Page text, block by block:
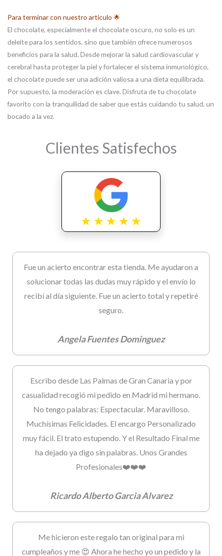
Para terminar con nuestro articulo 🌟
El chocolate, especialmente el chocolate oscuro, no solo es un
deleite para los sentidos, sino que también ofrece numerosos
beneficios para la salud. Desde mejorar la salud cardiovascular y
cerebral hasta proteger la piel y fortalecer el sistema inmunológico,
el chocolate puede ser una adición valiosa a una dieta equilibrada.
Por supuesto, la moderación es clave. Disfruta de tu chocolate
favorito con la tranquilidad de saber que estás cuidando tu salud, un
bocado a la vez.
Clientes Satisfechos
Fue un acierto encontrar esta tienda. Me ayudaron a
solucionar todas las dudas muy rápido y el envío lo
recibí al día siguiente. Fue un acierto total y repetiré
seguro.
Angela Fuentes Dominguez
Escribo desde Las Palmas de Gran Canaria y por
casualidad recogió mi pedido en Madrid mi hermano.
No tengo palabras: Espectacular. Maravilloso.
Muchísimas Felicidades. El encargo Personalizado
muy fácil. El trato estupendo. Y el Resultado Final me
ha dejado ya digo sin palabras. Unos Grandes
Profesionales❤️❤️❤️
Ricardo Alberto Garcia Alvarez
Me hicieron este regalo tan original para mi
cumpleaños y me 😍 Ahora he hecho yo un pedido y la